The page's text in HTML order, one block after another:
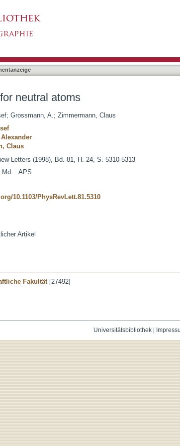
neutral atoms
; Grossmann, A.; Zimmermann, Claus
Claus
Letters (1998), Bd. 81, H. 24, S. 5310-5313
Md. : APS
10.1103/PhysRevLett.81.5310
Artikel
Fakultät[27492]
Universitätsbibliothek|